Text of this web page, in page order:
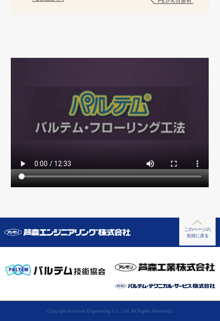
このページの
先頭に戻る
Copyright Ashimori Engineering Co., Ltd. All Rights Reserved.